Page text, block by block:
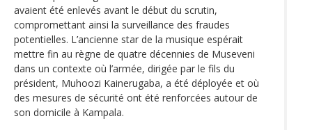
avaient été enlevés avant le début du scrutin,
compromettant ainsi la surveillance des fraudes
potentielles. L’ancienne star de la musique espérait
mettre fin au règne de quatre décennies de Museveni
dans un contexte où l’armée, dirigée par le fils du
président, Muhoozi Kainerugaba, a été déployée et où
des mesures de sécurité ont été renforcées autour de
son domicile à Kampala.